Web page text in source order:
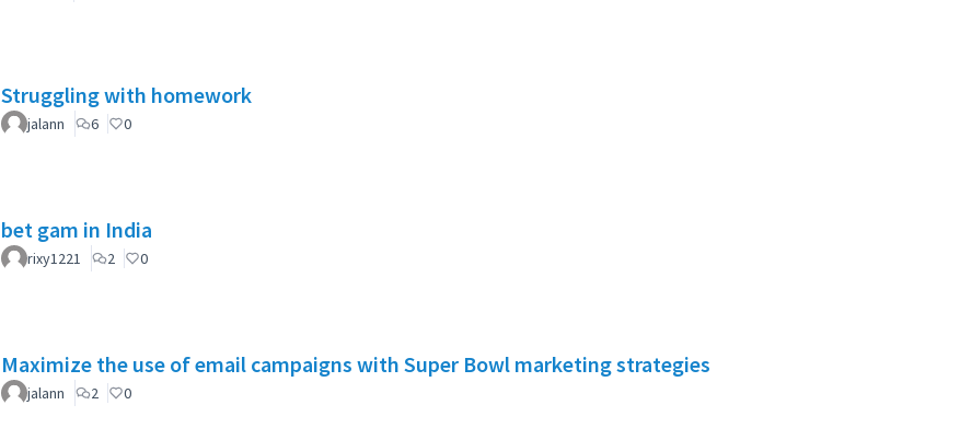
Struggling with homework
jalann 6 0
bet gam in India
rixy1221 2 0
Maximize the use of email campaigns with Super Bowl marketing strategies
jalann 2 0